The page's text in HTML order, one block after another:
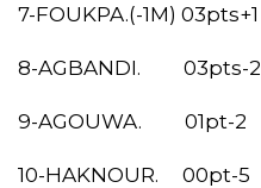
7-FOUKPA.(-1M) 03pts+1
8-AGBANDI. 03pts-2
9-AGOUWA. 01pt-2
10-HAKNOUR. 00pt-5